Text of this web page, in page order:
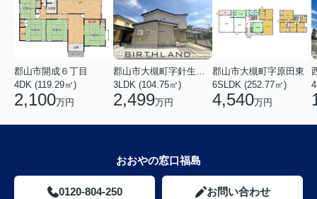
郡山市開成６丁目
4DK (119.29㎡)
2,100万円
郡山市大槻町字針生前田
3LDK (104.75㎡)
2,499万円
郡山市大槻町字原田東
6SLDK (252.77㎡)
4,540万円
おおやの窓口福島
0120-804-250 お問い合わせ